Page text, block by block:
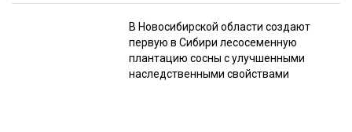
В Новосибирской области создают
первую в Сибири лесосеменную
плантацию сосны с улучшенными
наследственными свойствами